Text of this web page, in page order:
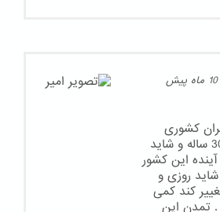
کشوری
است با تمدن 3000 ساله و شاید
آینده این کشور
شاید روزی و
کند کمی
. تمدن این